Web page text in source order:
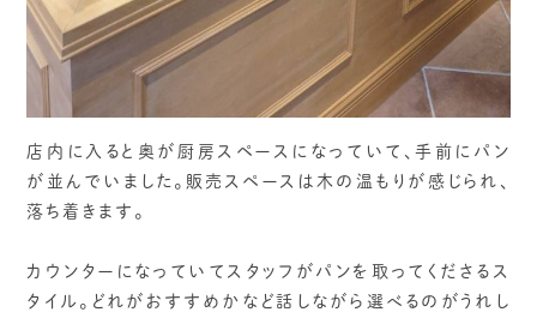
店内に入ると奥が厨房スペースになっていて、手前にパン
が並んでいました。販売スペースは木の温もりが感じられ、
落ち着きます。
カウンターになっていてスタッフがパンを取ってくださるス
タイル。どれがおすすめかなど話しながら選べるのがうれし